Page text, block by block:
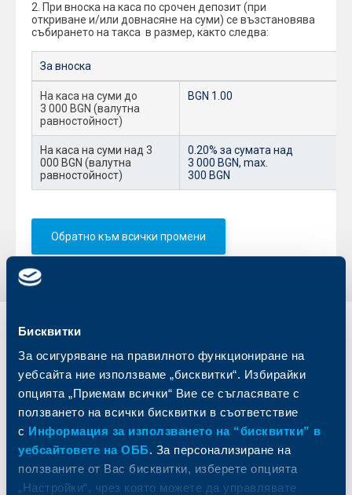
Бисквитки
За осигуряване на правилното функциониране на
уебсайта ние използваме „бисквитки“. Избирайки
опцията „Приемам всички“ Вие се съгласявате с
ползването на всички бисквитки в съответствие
с Информация за използването на “бисквитки” в
уебсайтовете на ОББ. За персонализиране на
ползваните от Вас бисквитки, изберете опцията
„Настройки“, чрез която можете да управлявате
2. При вноска на каса по срочен депозит (при
откриване и/или довнасяне на суми) се възстановява
събирането на такса в размер, както следва:
За вноска
На каса на суми до
3 000 BGN (валутна
равностойност)
BGN 1.00
На каса на суми над 3
000 BGN (валутна
равностойност)
0.20% за сумата над
3 000 BGN, max.
300 BGN
Обратно към всички промени
Индивидуални
клиенти
Кредити
клиенти
Кредитиране
Търговско финансиране
и попечителски услуги
Факторинг